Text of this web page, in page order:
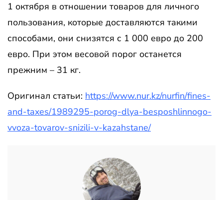
1 октября в отношении товаров для личного
пользования, которые доставляются такими
способами, они снизятся с 1 000 евро до 200
евро. При этом весовой порог останется
прежним – 31 кг.
Оригинал статьи: https://www.nur.kz/nurfin/fines-
and-taxes/1989295-porog-dlya-besposhlinnogo-
vvoza-tovarov-snizili-v-kazahstane/